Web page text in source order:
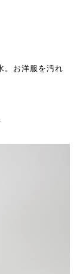
。お洋服を汚れ